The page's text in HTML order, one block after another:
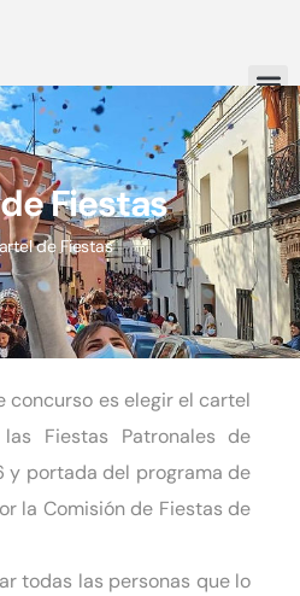
Fiestas
de Fiestas
concurso es elegir el cartel
Fiestas Patronales de
y portada del programa de
la Comisión de Fiestas de
todas las personas que lo